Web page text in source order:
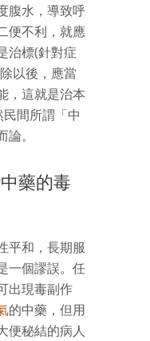
腹水，導致呼
便不利，就應
治標(針對症
以後，應當
，這就是治本
間所謂「中
。
藥的毒
平和，長期服
一個謬誤。任
出現毒副作
的中藥，但用
便秘結的病人